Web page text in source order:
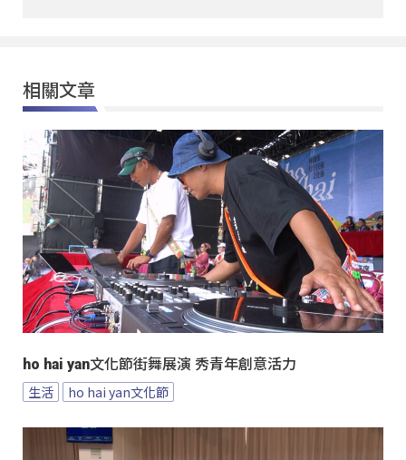
相關文章
ho hai yan文化節街舞展演 秀青年創意活力
生活 ho hai yan文化節